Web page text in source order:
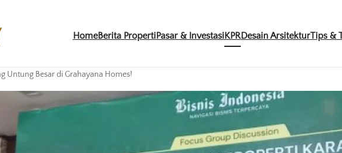
HomeBerita PropertiPasar & InvestasiKPRDesain ArsitekturTips &
Untung Besar di Grahayana Homes!